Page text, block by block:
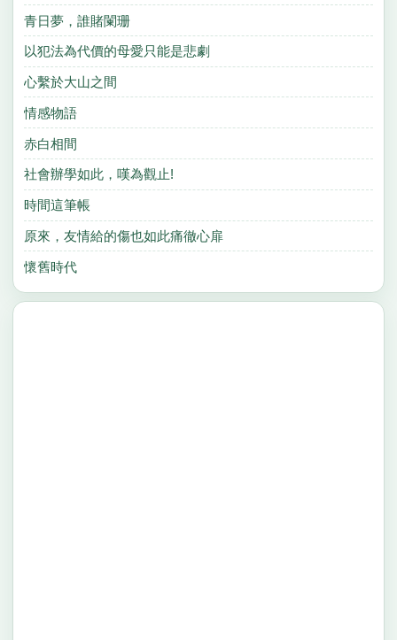
青日夢，誰賭闌珊
以犯法為代價的母愛只能是悲劇
心繫於大山之間
情感物語
赤白相間
社會辦學如此，嘆為觀止!
時間這筆帳
原來，友情給的傷也如此痛徹心扉
懷舊時代